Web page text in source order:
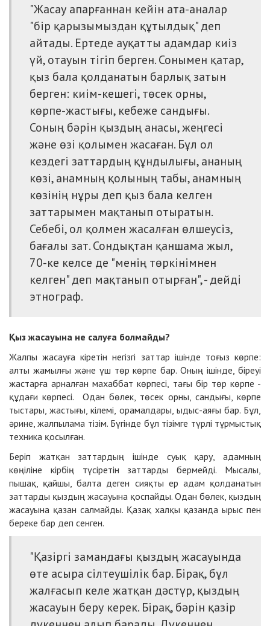
"Жасау апарғаннан кейін ата-аналар
"бір қарызымыздан құтылдық" деп
айтады. Ертеде ауқатты адамдар киіз
үй, отауын тігіп берген. Сонымен қатар,
қыз бала қолданатын барлық затын
берген: киім-кешегі, төсек орны,
көрпе-жастығы, кебеже сандығы.
Соның бәрін қыздың анасы, жеңгесі
және өзі қолымен жасаған. Бұл ол
кездегі заттардың құндылығы, ананың
көзі, анамның қолының табы, анамның
көзінің нұры деп қыз бала келген
заттарымен мақтанып отыратын.
Себебі, ол қолмен жасалған өлшеусіз,
бағалы зат. Сондықтан қаншама жыл,
70-ке келсе де "менің төркінімнен
келген" деп мақтанып отырған", - дейді
этнограф.
Қыз жасауына не салуға болмайды?
Жалпы жасауға кіретін негізгі заттар ішінде тоғыз көрпе:
алты жамылғы және үш төр көрпе бар. Оның ішінде, біреуі
жастарға арналған махаббат көрпесі, тағы бір төр көрпе -
құдағи көрпесі. Одан бөлек, төсек орны, сандығы, көрпе
тыстары, жастығы, кілемі, орамалдары, ыдыс-аяғы бар. Бұл,
әрине, жалпылама тізім. Бүгінде бұл тізімге түрлі тұрмыстық
техника қосылған.
Беріп жатқан заттардың ішінде суық қару, адамның
көңіліне кірбің түсіретін заттарды бермейді. Мысалы,
пышақ, қайшы, балта деген сияқты ер адам қолданатын
заттарды қыздың жасауына қоспайды. Одан бөлек, қыздың
жасауына қазан салмайды. Қазақ халқы қазанда ырыс пен
береке бар деп сенген.
"Қазіргі замандағы қыздың жасауында
өте асыра сілтеушілік бар. Бірақ, бұл
жалғасып келе жатқан дәстүр, қыздың
жасауын беру керек. Бірақ, бәрін қазір